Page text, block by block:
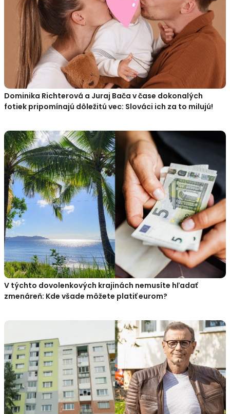
Dominika Richterová a Juraj Bača v čase dokonalých
fotiek pripomínajú dôležitú vec: Slováci ich za to milujú!
V týchto dovolenkových krajinách nemusíte hľadať
zmenáreň: Kde všade môžete platiť eurom?